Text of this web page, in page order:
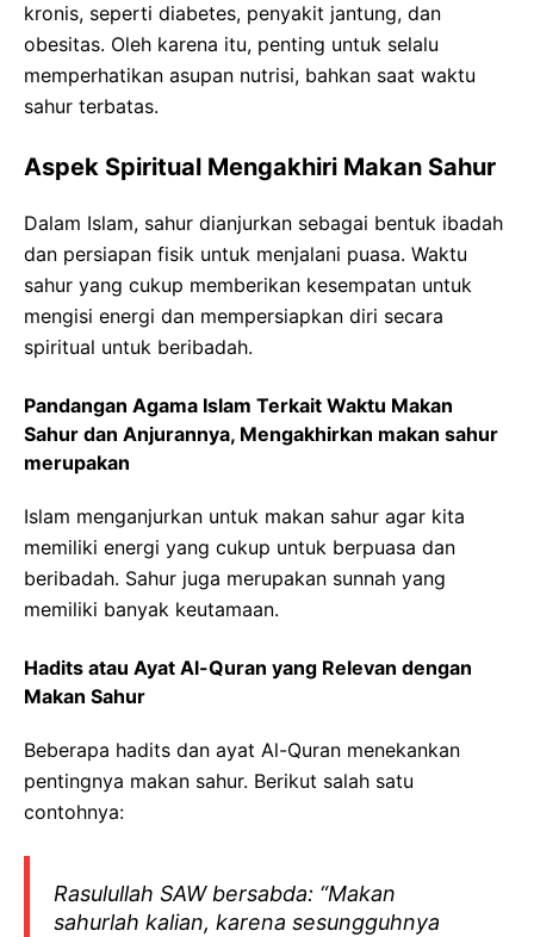
kronis, seperti diabetes, penyakit jantung, dan
obesitas. Oleh karena itu, penting untuk selalu
memperhatikan asupan nutrisi, bahkan saat waktu
sahur terbatas.
Aspek Spiritual Mengakhiri Makan Sahur
Dalam Islam, sahur dianjurkan sebagai bentuk ibadah
dan persiapan fisik untuk menjalani puasa. Waktu
sahur yang cukup memberikan kesempatan untuk
mengisi energi dan mempersiapkan diri secara
spiritual untuk beribadah.
Pandangan Agama Islam Terkait Waktu Makan
Sahur dan Anjurannya, Mengakhirkan makan sahur
merupakan
Islam menganjurkan untuk makan sahur agar kita
memiliki energi yang cukup untuk berpuasa dan
beribadah. Sahur juga merupakan sunnah yang
memiliki banyak keutamaan.
Hadits atau Ayat Al-Quran yang Relevan dengan
Makan Sahur
Beberapa hadits dan ayat Al-Quran menekankan
pentingnya makan sahur. Berikut salah satu
contohnya:
Rasulullah SAW bersabda: “Makan
sahurlah kalian, karena sesungguhnya